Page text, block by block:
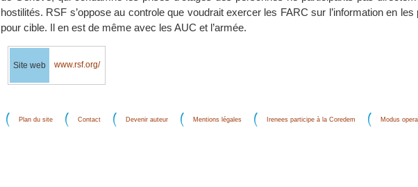
hostilités. RSF s’oppose au controle que voudrait exercer les FARC sur l’information en les
pour cible. Il en est de même avec les AUC et l’armée.
Site web www.rsf.org/
Plan du site Contact Devenir auteur Mentions légales Irenees participe à la Coredem Modus